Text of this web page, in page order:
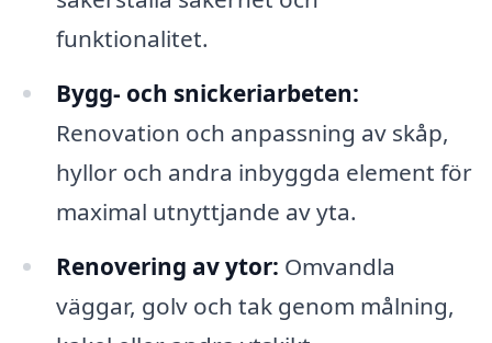
funktionalitet.
Bygg- och snickeriarbeten:
Renovation och anpassning av skåp,
hyllor och andra inbyggda element för
maximal utnyttjande av yta.
Renovering av ytor: Omvandla
väggar, golv och tak genom målning,